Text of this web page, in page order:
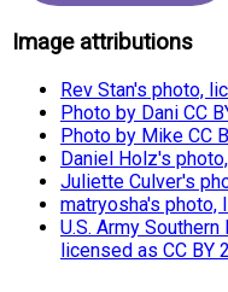
Image attributions
Rev Stan's photo,
Photo by Dani CC
Photo by Mike CC
Daniel Holz's
Juliette Culver's
matryosha's photo,
U.S. Army
licensed as CC BY